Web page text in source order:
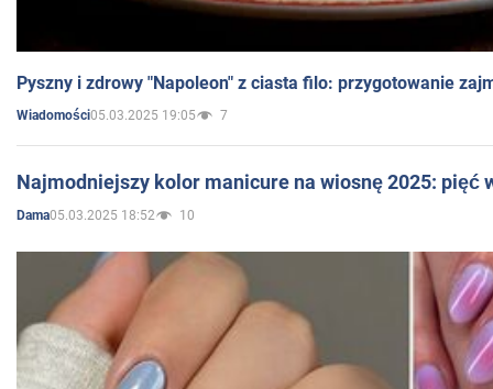
Pyszny i zdrowy "Napoleon" z ciasta filo: przygotowanie
Wiadomości05.03.2025 19:05 7
Najmodniejszy kolor manicure na wiosnę 2025: pięć
Dama05.03.2025 18:52 10